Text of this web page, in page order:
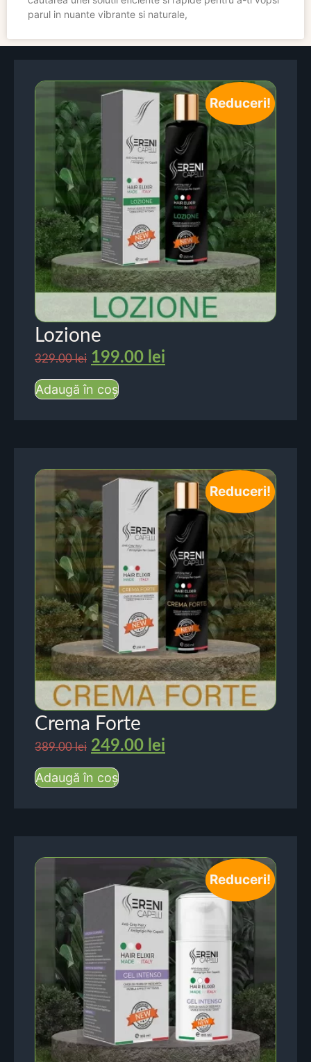
parul in nuante vibrante si naturale,
Reduceri!
Lozione
329.00lei 199.00 lei
Adaugă în coș
Reduceri!
Crema Forte
389.00lei 249.00 lei
Adaugă în coș
Reduceri!